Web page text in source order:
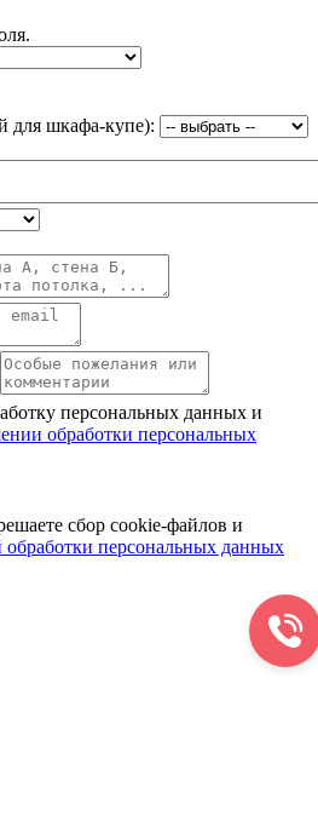
для шкафа-купе):
персональных данных и
обработки персональных
сбор cookie-файлов и
обработки персональных данных